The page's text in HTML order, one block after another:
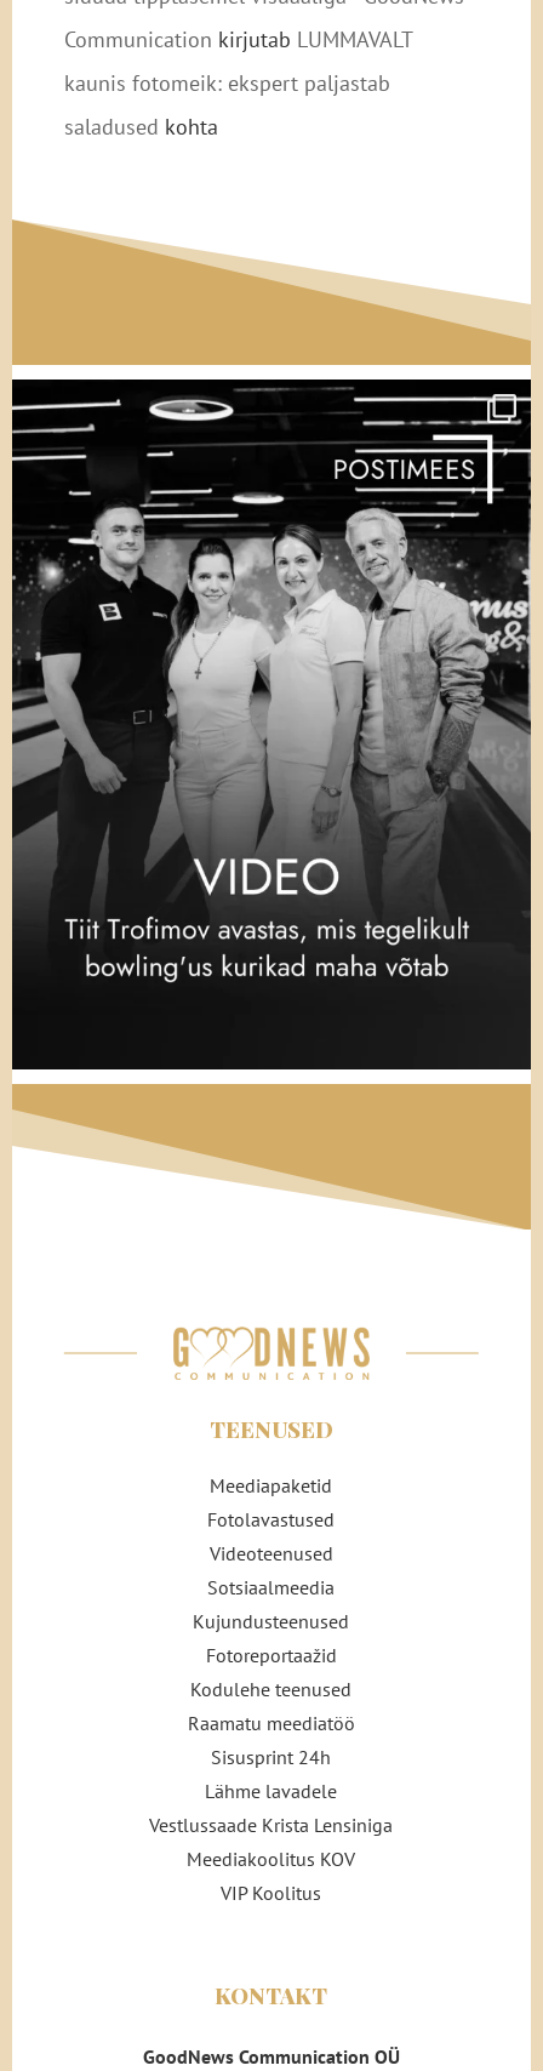
Communication kirjutab LUMMAVALT
kaunis fotomeik: ekspert paljastab
saladused kohta
TEENUSED
Meediapaketid
Fotolavastused
Videoteenused
Sotsiaalmeedia
Kujundusteenused
Fotoreportaažid
Kodulehe teenused
Raamatu meediatöö
Sisusprint 24h
Lähme lavadele
Vestlussaade Krista Lensiniga
Meediakoolitus KOV
VIP Koolitus
KONTAKT
GoodNews Communication OÜ